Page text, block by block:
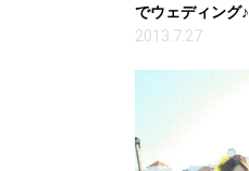
でウェディング♪
2013.7.27